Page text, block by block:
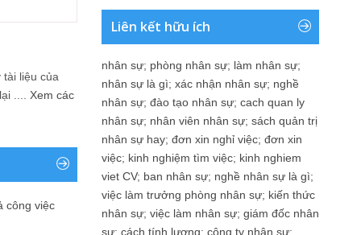
liệu của
.... Xem các
công việc
Liên kết hữu ích
nhân sự; phòng nhân sự; làm nhân sự;
nhân sự là gì; xác nhận nhân sự; nghề
nhân sự; đào tạo nhân sự; cach quan ly
nhân sự; nhân viên nhân sự; sách quản trị
nhân sự hay; đơn xin nghỉ việc; đơn xin
việc; kinh nghiệm tìm việc; kinh nghiem
viet CV; ban nhân sự; nghề nhân sự là gì;
việc làm trưởng phòng nhân sự; kiến thức
nhân sự; việc làm nhân sự; giám đốc nhân
sự; cách tính lương; công ty nhân sự;